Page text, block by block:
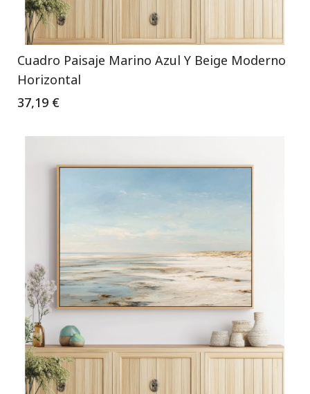
Cuadro Paisaje Marino Azul Y Beige Moderno
Horizontal
37,19 €